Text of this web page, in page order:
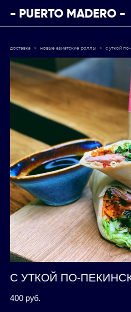
- PUERTO MADERO -
доставка > новые азиатские роллы > с уткой
С УТКОЙ ПО-
400 pуб.